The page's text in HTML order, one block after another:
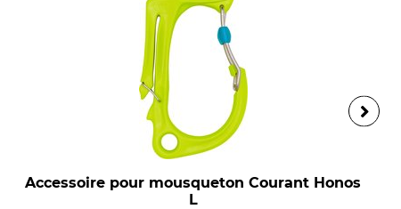
Accessoire pour mousqueton Courant Honos
L